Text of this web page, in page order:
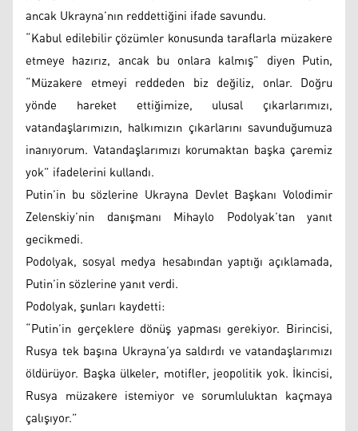
ancak Ukrayna’nın reddettiğini ifade savundu.
“Kabul edilebilir çözümler konusunda taraflarla müzakere
etmeye hazırız, ancak bu onlara kalmış” diyen Putin,
“Müzakere etmeyi reddeden biz değiliz, onlar. Doğru
yönde hareket ettiğimize, ulusal çıkarlarımızı,
vatandaşlarımızın, halkımızın çıkarlarını savunduğumuza
inanıyorum. Vatandaşlarımızı korumaktan başka çaremiz
yok” ifadelerini kullandı.
Putin’in bu sözlerine Ukrayna Devlet Başkanı Volodimir
Zelenskiy’nin danışmanı Mihaylo Podolyak’tan yanıt
gecikmedi.
Podolyak, sosyal medya hesabından yaptığı açıklamada,
Putin’in sözlerine yanıt verdi.
Podolyak, şunları kaydetti:
“Putin’in gerçeklere dönüş yapması gerekiyor. Birincisi,
Rusya tek başına Ukrayna’ya saldırdı ve vatandaşlarımızı
öldürüyor. Başka ülkeler, motifler, jeopolitik yok. İkincisi,
Rusya müzakere istemiyor ve sorumluluktan kaçmaya
çalışıyor.”